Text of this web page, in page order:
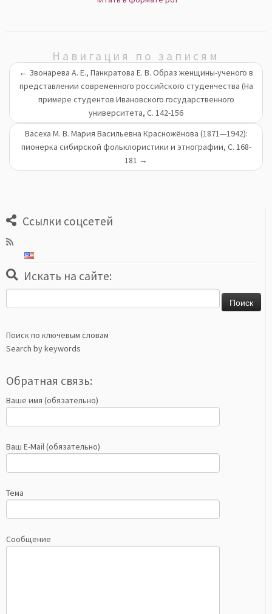
Навигация по записям
← Звонарева А. Е., Панкратова Е. В. Образ женщины-ученого в
представлении современного российского студенчества (На
примере студентов Ивановского государственного
университета, С. 142-156
Васеха М. В. Мария Васильевна Красножёнова (1871—1942):
пионерка сибирской фольклористики и этнографии, С. 168-
181 →
Ссылки соцсетей
Искать на сайте:
Поиск по ключевым словам
Search by keywords
Обратная связь:
Ваше имя (обязательно)
Ваш E-Mail (обязательно)
Тема
Сообщение